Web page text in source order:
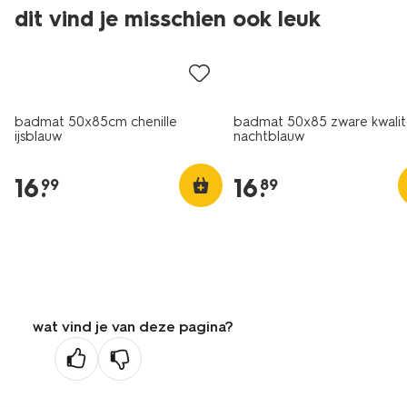
dit vind je misschien ook leuk
badmat 50x85cm chenille
ijsblauw
16.
99
badmat 50x85 zware
nachtblauw
16.
89
wat vind je van deze pagina?